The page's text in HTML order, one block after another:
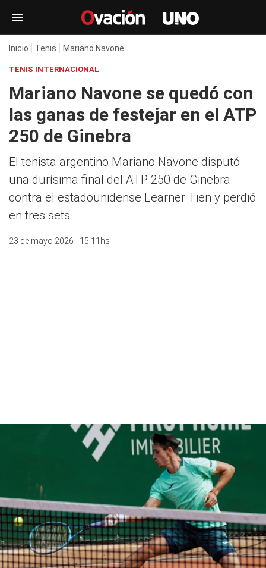
Inicio Tenis Mariano Navone
TENIS INTERNACIONAL
Mariano Navone se quedó con
las ganas de festejar en el ATP
250 de Ginebra
El tenista argentino Mariano Navone disputó
una durísima final del ATP 250 de Ginebra
contra el estadounidense Learner Tien y perdió
en tres sets
23 de mayo 2026 - 15:11hs